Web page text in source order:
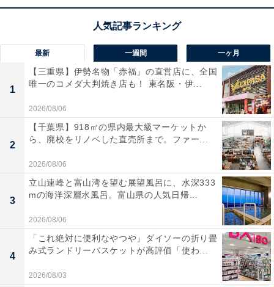
ホコリや髪の毛などのゴミ集めと、床のベタつきや液体
汚れの水拭きが一度にできる画期的なコードレスクリー
ナーです！ 双方向に回転する2つのウェットローラーが
頑固な汚れもしっかり除去。常にキレイな水で拭き掃除
ができる構造なので、衛生面も安心ですね。使用後はボ
タン一つで本体を洗浄するセルフクリーニング機能もあ
り、お手入れの手間を減らせます。
ユーザーからは「掃除機と水拭きが同時にできて時短に
なる」「床がサラサラになって感動」と絶賛の声が寄せ
られています。一方で、「本体に重さがあり、持ち運び
が大変」という声も。手軽に本格的な床掃除をしたい人
や、家事の効率を上げたい人には、おすすめの商品とい
えそうです。
【Amazonセール】Anker「急速充電器」が
最新 一週間 一ヶ月
1
【三重県】伊勢名物「赤福」の直営店に、全国
唯一のコメダ大判焼き店も！ 東名阪・伊...
2026/08/06
2
【千葉県】918㎡の県内最大級マーケットか
ら、廃校をリノベした直売所まで。ファー...
2026/08/06
3
立山連峰と富山湾を望む展望風呂に、水深333
mの海洋深層水風呂。富山県の人気日帰...
2026/08/06
4
「これ絶対に便利なやつや」ダイソーの折り畳
み式ランドリーバスケットが高評価「使わ...
2026/08/03